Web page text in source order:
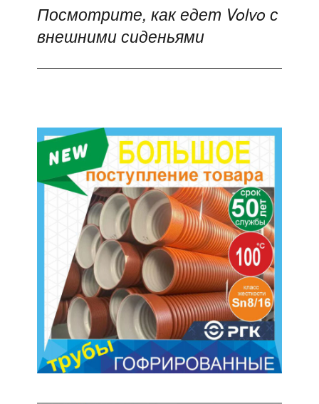
Следующая
запись:
Посмотрите, как едет Volvo с
внешними сиденьями